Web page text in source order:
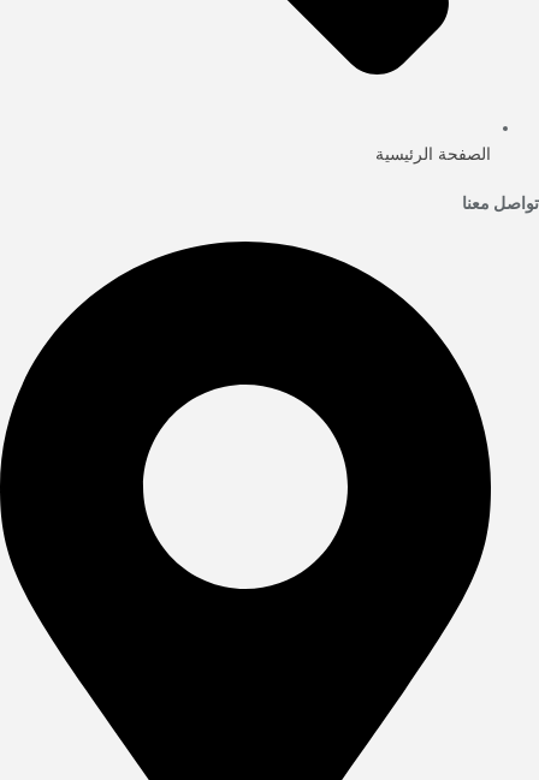
الصفحة الرئيسية
تواصل معنا